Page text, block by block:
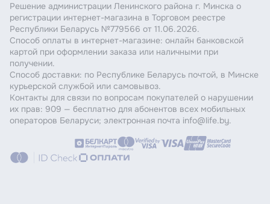
Решение администрации Ленинского района г. Минска о
регистрации интернет-магазина в Торговом реестре
Республики Беларусь №779566 от 11.06.2026.
Способ оплаты в интернет-магазине: онлайн банковской
картой при оформлении заказа или наличными при
получении.
Способ доставки: по Республике Беларусь почтой, в Минске
курьерской службой или самовывоз.
Контакты для связи по вопросам покупателей о нарушении
их прав: 909 — бесплатно для абонентов всех мобильных
операторов Беларуси; электронная почта info@life.by.